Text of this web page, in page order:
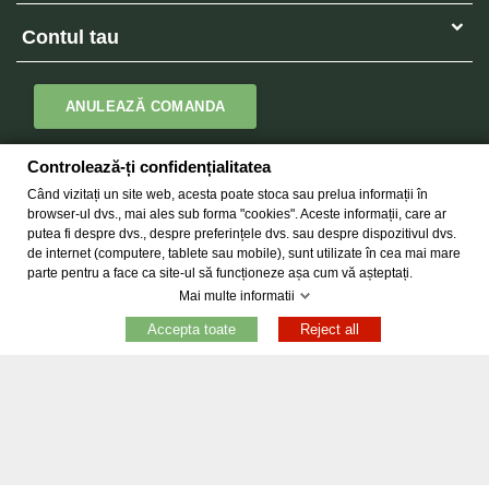
Contul tau
ANULEAZĂ COMANDA
Newsletter
Copyright © 2026 -Egarden.ro Toate drepturile rezervate.
Controlează-ți confidențialitatea
Când vizitați un site web, acesta poate stoca sau prelua informații în
browser-ul dvs., mai ales sub forma "cookies". Aceste informații, care ar
putea fi despre dvs., despre preferințele dvs. sau despre dispozitivul dvs.
de internet (computere, tablete sau mobile), sunt utilizate în cea mai mare
parte pentru a face ca site-ul să funcționeze așa cum vă așteptați.
Mai multe informatii
Accepta toate Reject all